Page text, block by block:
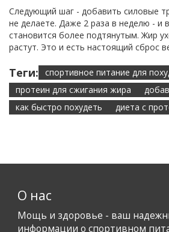
Следующий шаг - добавить силовые
не делаете. Даже 2 раза в неделю - и
становится более подтянутым. Жир
растут. Это и есть настоящий сброс
Теги:
спортивное питание для
протеин для сжигания жира
как быстро похудеть
диета с
О нас
Мощь и здоровье - ваш
информации о спортивном